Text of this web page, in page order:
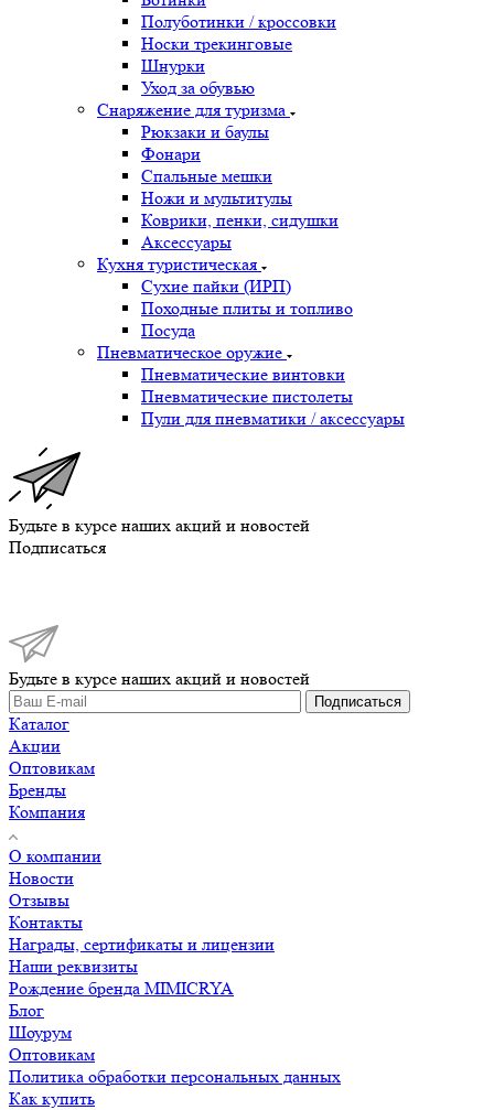
Полуботинки / кроссовки
Носки трекинговые
Шнурки
Уход за обувью
Снаряжение для туризма
Рюкзаки и баулы
Фонари
Спальные мешки
Ножи и мультитулы
Коврики, пенки, сидушки
Аксессуары
Кухня туристическая
Сухие пайки (ИРП)
Походные плиты и топливо
Посуда
Пневматическое оружие
Пневматические винтовки
Пневматические пистолеты
Пули для пневматики / аксессуары
Будьте в курсе наших акций и новостей
Подписаться
Будьте в курсе наших акций и новостей
Подписаться
Каталог
Акции
Оптовикам
Бренды
Компания
О компании
Новости
Отзывы
Контакты
Награды, сертификаты и лицензии
Наши реквизиты
Рождение бренда MIMICRYA
Блог
Шоурум
Оптовикам
Политика обработки персональных данных
Как купить